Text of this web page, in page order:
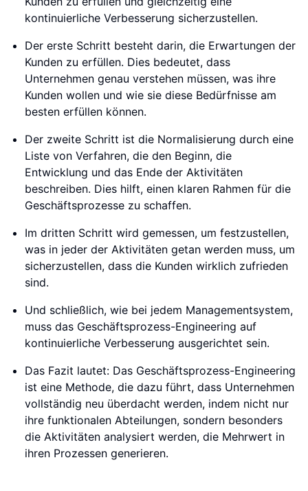
kontinuierliche Verbesserung sicherzustellen.
Der erste Schritt besteht darin, die Erwartungen der
Kunden zu erfüllen. Dies bedeutet, dass
Unternehmen genau verstehen müssen, was ihre
Kunden wollen und wie sie diese Bedürfnisse am
besten erfüllen können.
Der zweite Schritt ist die Normalisierung durch eine
Liste von Verfahren, die den Beginn, die
Entwicklung und das Ende der Aktivitäten
beschreiben. Dies hilft, einen klaren Rahmen für die
Geschäftsprozesse zu schaffen.
Im dritten Schritt wird gemessen, um festzustellen,
was in jeder der Aktivitäten getan werden muss, um
sicherzustellen, dass die Kunden wirklich zufrieden
sind.
Und schließlich, wie bei jedem Managementsystem,
muss das Geschäftsprozess-Engineering auf
kontinuierliche Verbesserung ausgerichtet sein.
Das Fazit lautet: Das Geschäftsprozess-Engineering
ist eine Methode, die dazu führt, dass Unternehmen
vollständig neu überdacht werden, indem nicht nur
ihre funktionalen Abteilungen, sondern besonders
die Aktivitäten analysiert werden, die Mehrwert in
ihren Prozessen generieren.